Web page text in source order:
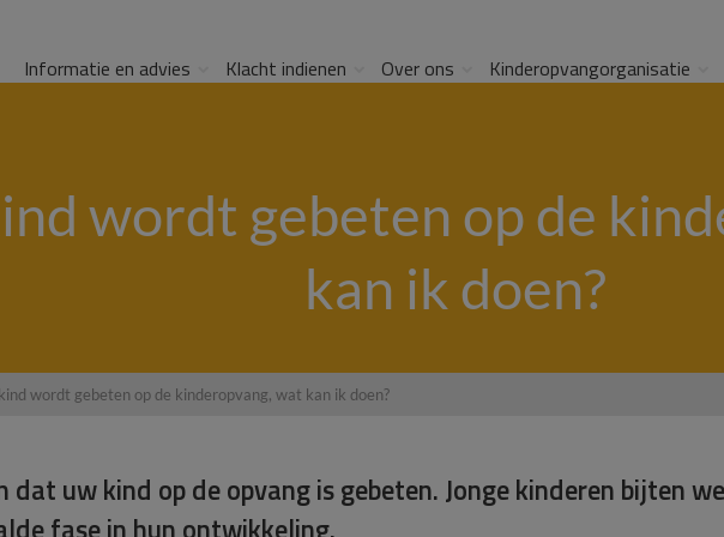
Informatie en advies Klacht indienen Over ons Kinderopvangorganisatie
wordt gebeten op de
kan ik doen?
wordt gebeten op de kinderopvang, wat kan ik doen?
dat uw kind op de opvang is gebeten. Jonge kinderen bijten